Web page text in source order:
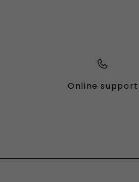
Online support